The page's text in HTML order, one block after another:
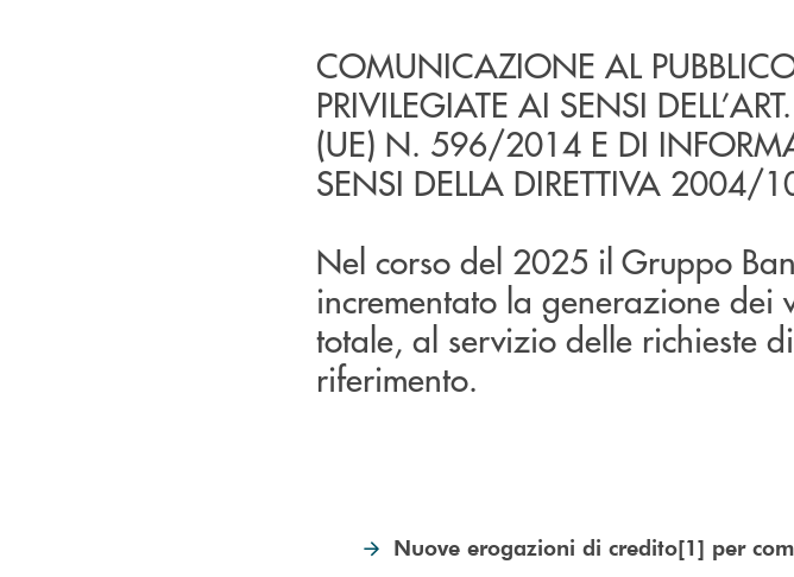
COMUNICAZIONE AL
PRIVILEGIATE AI SENSI
(UE) N. 596/2014 E DI
SENSI DELLA DIRETTIVA 2004/
Nel corso del 2025 il Gruppo
incrementato la generazione dei
totale, al servizio delle richieste
riferimento.
Nuove erogazioni di credito[1] per